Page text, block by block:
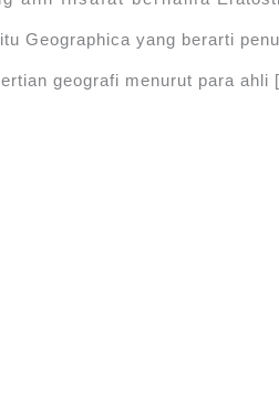
Geographica yang berarti
geografi menurut para ahli